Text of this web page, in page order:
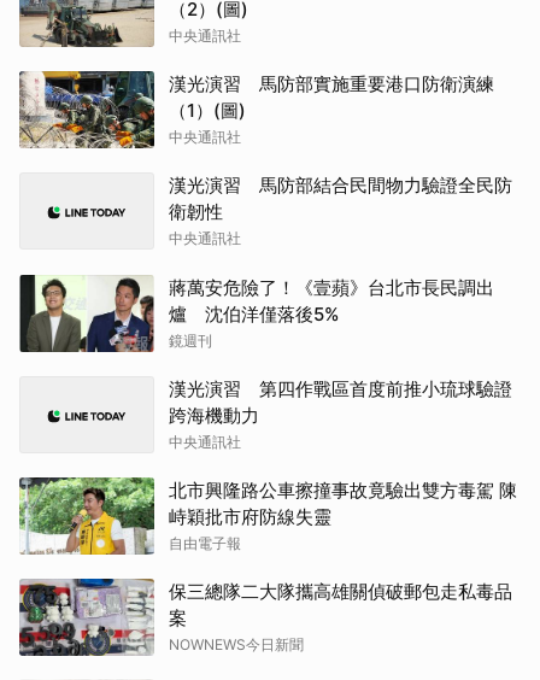
（2）(圖)
中央通訊社
漢光演習 馬防部實施重要港口防衛演練
（1）(圖)
中央通訊社
漢光演習 馬防部結合民間物力驗證全民防
衛韌性
中央通訊社
蔣萬安危險了！《壹蘋》台北市長民調出
爐 沈伯洋僅落後5%
鏡週刊
漢光演習 第四作戰區首度前推小琉球驗證
跨海機動力
中央通訊社
北市興隆路公車擦撞事故竟驗出雙方毒駕 陳
峙穎批市府防線失靈
自由電子報
保三總隊二大隊攜高雄關偵破郵包走私毒品
案
NOWNEWS今日新聞